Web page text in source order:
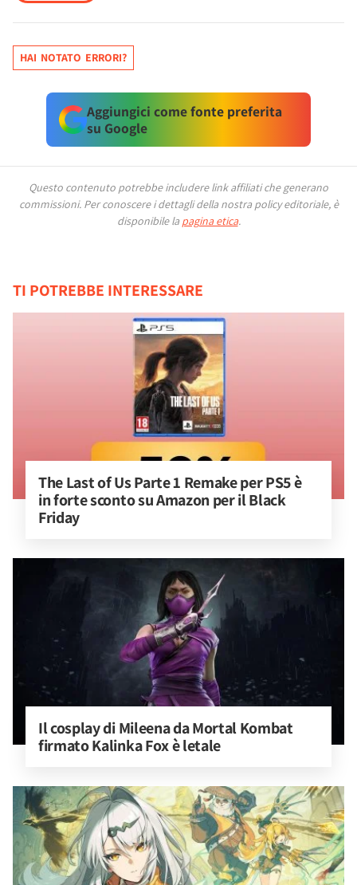
HAI NOTATO ERRORI?
Aggiungici come fonte preferita
su Google
Questo contenuto potrebbe includere link affiliati che generano
commissioni. Per conoscere i dettagli della nostra policy editoriale, è
disponibile la pagina etica.
TI POTREBBE INTERESSARE
The Last of Us Parte 1 Remake per PS5 è
in forte sconto su Amazon per il Black
Friday
Il cosplay di Mileena da Mortal Kombat
firmato Kalinka Fox è letale